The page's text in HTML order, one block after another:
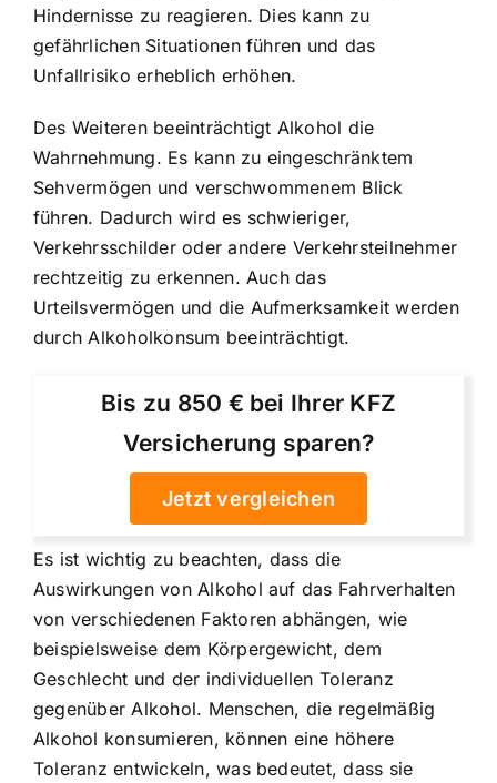
Hindernisse zu reagieren. Dies kann zu
gefährlichen Situationen führen und das
Unfallrisiko erheblich erhöhen.
Des Weiteren beeinträchtigt Alkohol die
Wahrnehmung. Es kann zu eingeschränktem
Sehvermögen und verschwommenem Blick
führen. Dadurch wird es schwieriger,
Verkehrsschilder oder andere Verkehrsteilnehmer
rechtzeitig zu erkennen. Auch das
Urteilsvermögen und die Aufmerksamkeit werden
durch Alkoholkonsum beeinträchtigt.
Bis zu 850 € bei Ihrer KFZ
Versicherung sparen?
Jetzt vergleichen
Es ist wichtig zu beachten, dass die
Auswirkungen von Alkohol auf das Fahrverhalten
von verschiedenen Faktoren abhängen, wie
beispielsweise dem Körpergewicht, dem
Geschlecht und der individuellen Toleranz
gegenüber Alkohol. Menschen, die regelmäßig
Alkohol konsumieren, können eine höhere
Toleranz entwickeln, was bedeutet, dass sie